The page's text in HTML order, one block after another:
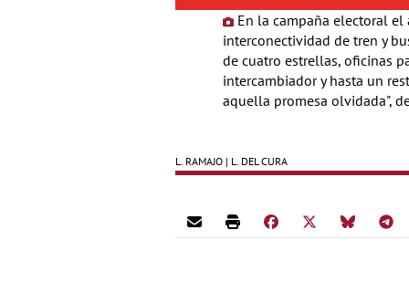
En la campaña electoral
interconectividad de tren y
de cuatro estrellas, oficinas
intercambiador y hasta un
aquella promesa olvidada",
L. RAMAJO | L. DEL CURA